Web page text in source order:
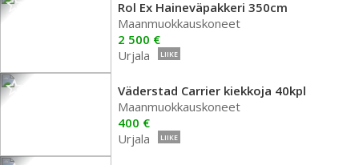
Rol Ex Haineväpakkeri 350cm
Maanmuokkauskoneet
2 500 €
Urjala
LIIKE
Väderstad Carrier kiekkoja 40kpl
Maanmuokkauskoneet
400 €
Urjala
LIIKE